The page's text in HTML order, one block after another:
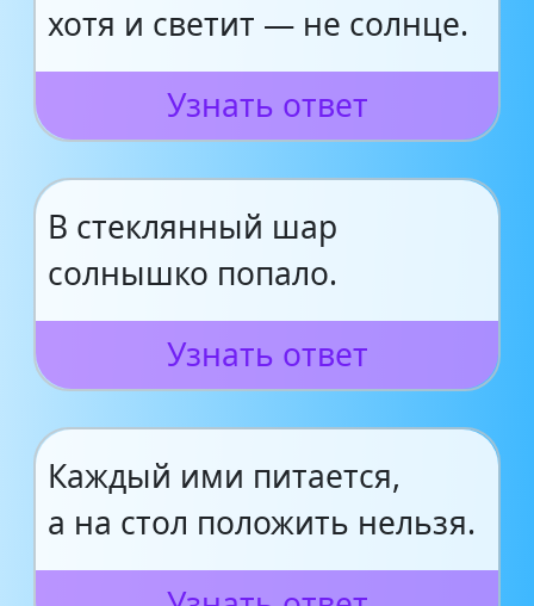
хотя и светит — не солнце.
Узнать ответ
В стеклянный шар
солнышко попало.
Узнать ответ
Каждый ими питается,
а на стол положить нельзя.